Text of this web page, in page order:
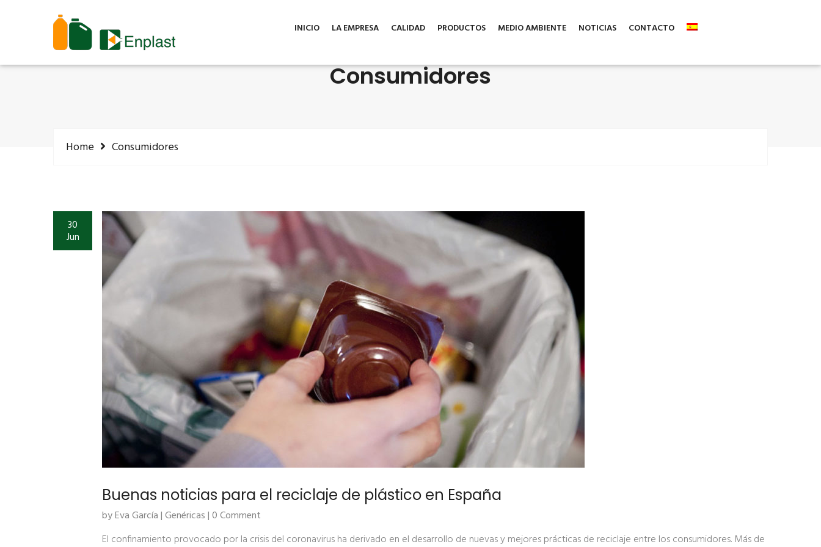
INICIO LA EMPRESA CALIDAD PRODUCTOS MEDIO AMBIENTE NOTICIAS CONTACTO
Consumidores
Home Consumidores
30
Jun
Buenas noticias para el reciclaje de plástico en España
by Eva García |Genéricas| 0 Comment
El confinamiento provocado por la crisis del coronavirus ha derivado en el desarrollo de nuevas y mejores prácticas de reciclaje entre los consumidores. Más de